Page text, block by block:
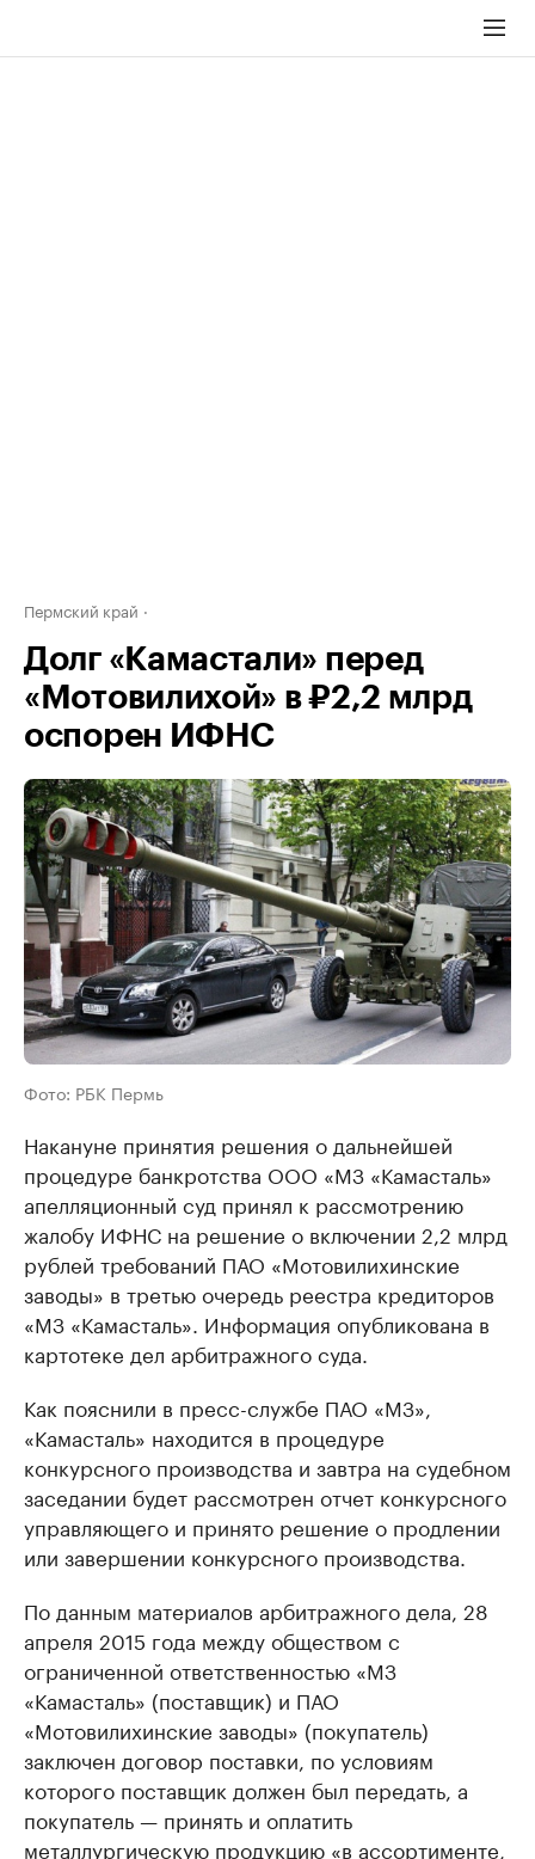
Пермский край
Долг «Камастали» перед
«Мотовилихой» в ₽2,2 млрд
оспорен ИФНС
Фото: РБК Пермь
Накануне принятия решения о дальнейшей
процедуре банкротства ООО «МЗ «Камасталь»
апелляционный суд принял к рассмотрению
жалобу ИФНС на решение о включении 2,2 млрд
рублей требований ПАО «Мотовилихинские
заводы» в третью очередь реестра кредиторов
«МЗ «Камасталь». Информация опубликована в
картотеке дел арбитражного суда.
Как пояснили в пресс-службе ПАО «МЗ»,
«Камасталь» находится в процедуре
конкурсного производства и завтра на судебном
заседании будет рассмотрен отчет конкурсного
управляющего и принято решение о продлении
или завершении конкурсного производства.
По данным материалов арбитражного дела, 28
апреля 2015 года между обществом с
ограниченной ответственностью «МЗ
«Камасталь» (поставщик) и ПАО
«Мотовилихинские заводы» (покупатель)
заключен договор поставки, по условиям
которого поставщик должен был передать, а
покупатель — принять и оплатить
металлургическую продукцию «в ассортименте,